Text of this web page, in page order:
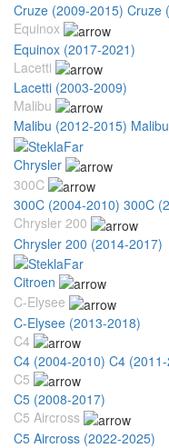
Cruze (2009-2015) Cruze
Equinox
Equinox (2017-2021)
Lacetti
Lacetti (2003-2009)
Malibu
Malibu (2012-2015)
Chrysler
300C
300C (2004-2010) 300C
Chrysler 200
Chrysler 200 (2014-2017)
Citroen
C-Elysee
C-Elysee (2013-2018)
C4
C4 (2004-2010) C4
C5
C5 (2008-2017)
C5 Aircross
C5 Aircross (2022-2025)